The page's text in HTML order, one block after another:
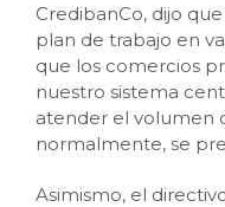
CredibanCo, dijo
plan de trabajo en
que los comercios
nuestro sistema
atender el volumen
normalmente, se
Asimismo, el